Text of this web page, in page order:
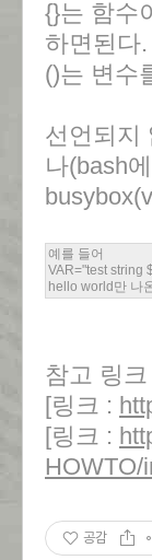
{}는 함수
하면된다.
()는 변수
선언되지
나(bash
예를 들어
VAR="test string
hello world만 나
참고 링크
[링크 :
[링크 :
HOWTO/
공감